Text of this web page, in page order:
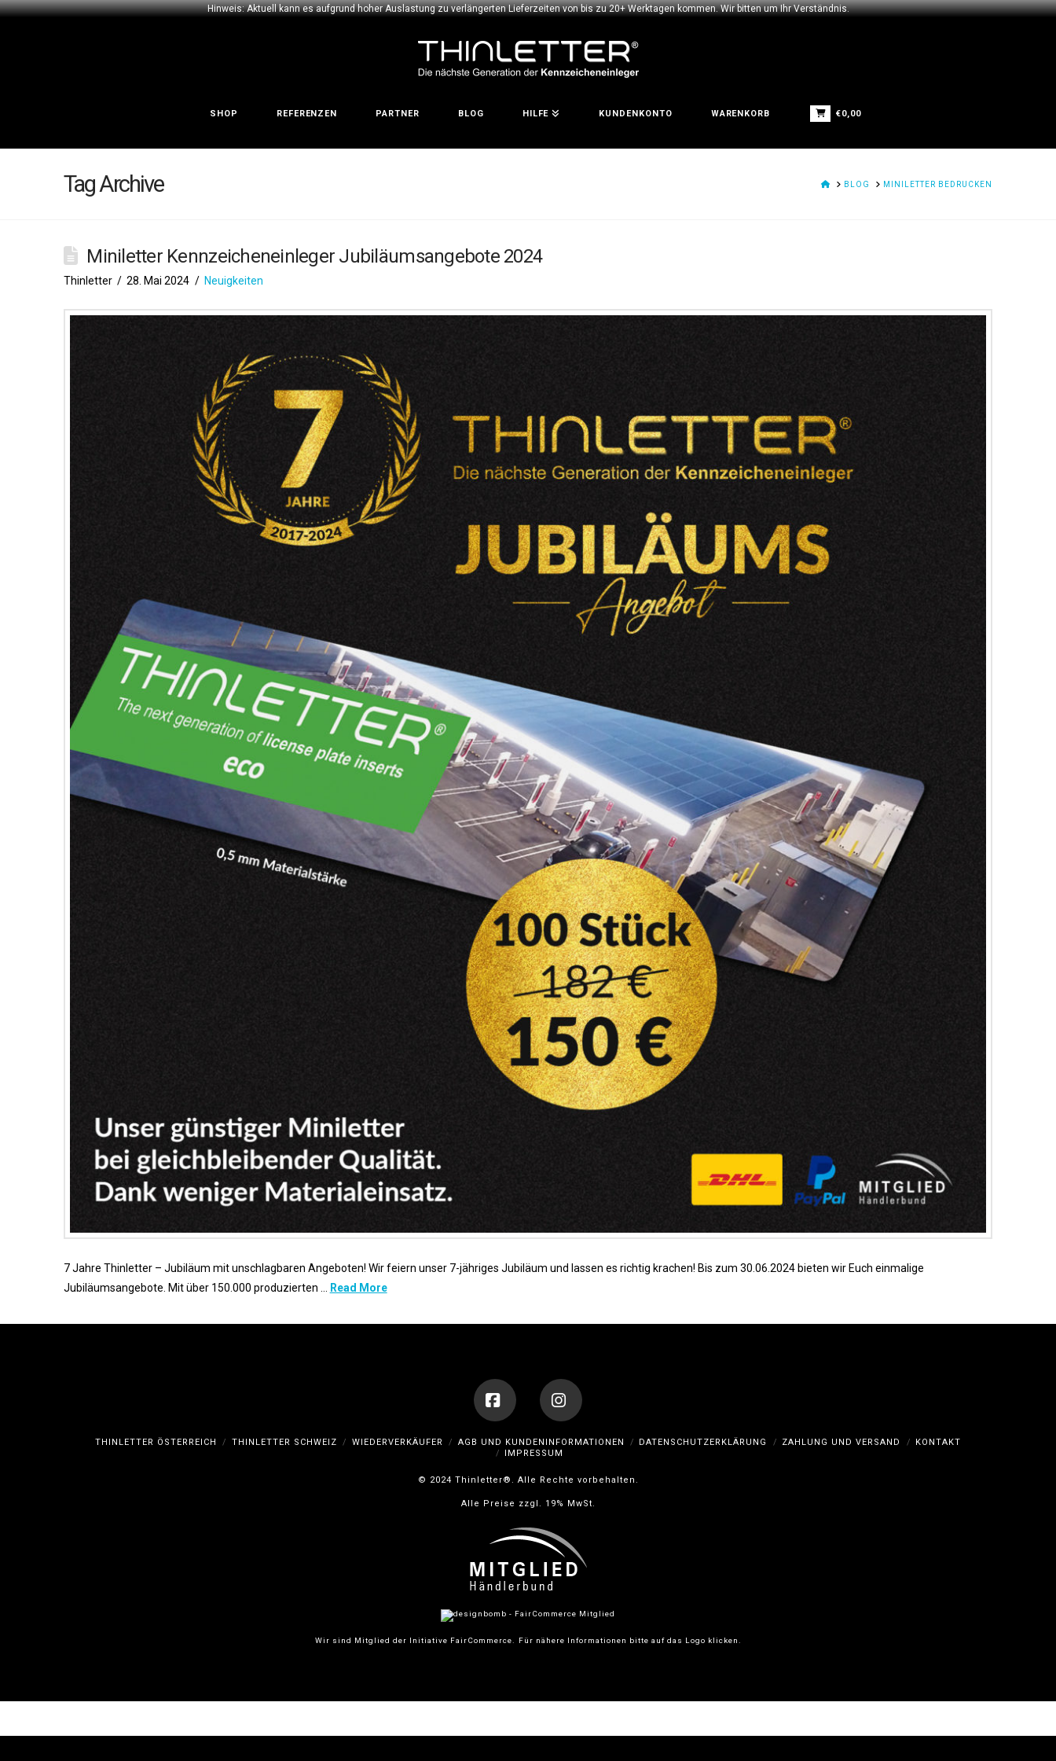
Hinweis: Aktuell kann es aufgrund hoher Auslastung zu verlängerten Lieferzeiten von bis zu 20+ Werktagen kommen. Wir bitten um Ihr Verständnis.
SHOP REFERENZEN PARTNER BLOG HILFE KUNDENKONTO WARENKORB €0,00
Tag Archive HOMEBLOG MINILETTER BEDRUCKEN
Miniletter Kennzeicheneinleger Jubiläumsangebote 2024
Thinletter 28. Mai 2024 Neuigkeiten
7 Jahre Thinletter – Jubiläum mit unschlagbaren Angeboten! Wir feiern unser 7-jähriges Jubiläum und lassen es richtig krachen! Bis zum 30.06.2024 bieten wir Euch einmalige
Jubiläumsangebote. Mit über 150.000 produzierten …
Read More
FacebookInstagram
THINLETTER ÖSTERREICH THINLETTER SCHWEIZ WIEDERVERKÄUFER AGB UND KUNDENINFORMATIONEN DATENSCHUTZERKLÄRUNG ZAHLUNG UND VERSAND
KONTAKT
IMPRESSUM
© 2024 Thinletter®. Alle Rechte vorbehalten.
Alle Preise zzgl. 19% MwSt.
Wir sind Mitglied der Initiative FairCommerce. Für nähere Informationen bitte auf das Logo klicken.